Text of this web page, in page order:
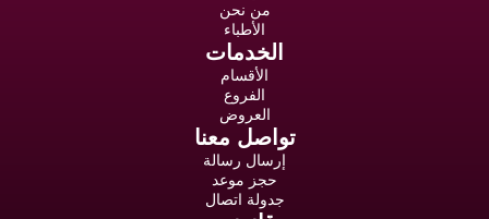
من نحن
الأطباء
الخدمات
الأقسام
الفروع
العروض
تواصل معنا
إرسال رسالة
حجز موعد
جدولة اتصال